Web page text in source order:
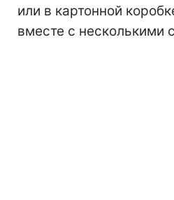
или в картонной
вместе с несколькими